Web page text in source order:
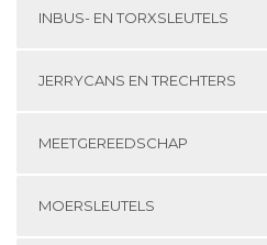
INBUS- EN TORXSLEUTELS
JERRYCANS EN TRECHTERS
MEETGEREEDSCHAP
MOERSLEUTELS